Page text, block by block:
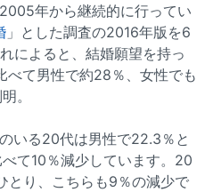
年から継続的に行ってい
」とした調査の2016年版を6
によると、結婚願望を持っ
べて男性で約28％、女性でも
。
いる20代は男性で22.3％と
て10％減少しています。20
とり、こちらも9％の減少で